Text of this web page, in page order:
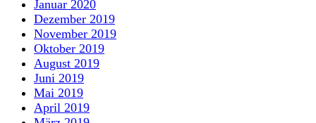
Januar 2020
Dezember 2019
November 2019
Oktober 2019
August 2019
Juni 2019
Mai 2019
April 2019